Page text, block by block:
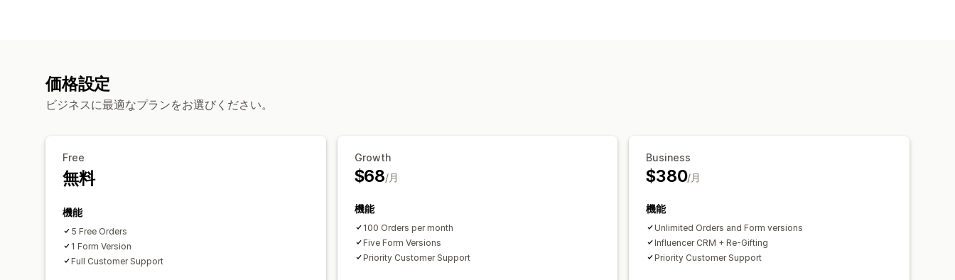
価格設定
ビジネスに最適なプランをお選びください。
Free
無料
機能
5 Free Orders
1 Form Version
Full Customer Support
Growth
$68/月
機能
100 Orders per month
Five Form Versions
Priority Customer Support
Business
$380/月
機能
Unlimited Orders and Form versions
Influencer CRM + Re-Gifting
Priority Customer Support